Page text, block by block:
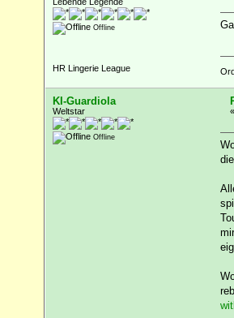
Offline
HR Lingerie League
KI-Guardiola
Weltstar
Offline
«